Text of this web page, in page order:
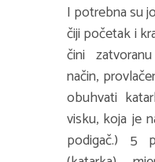
I potrebna su
čiji početak i
čini
način,
obuhvati
visku, koja je
podigač.) 5